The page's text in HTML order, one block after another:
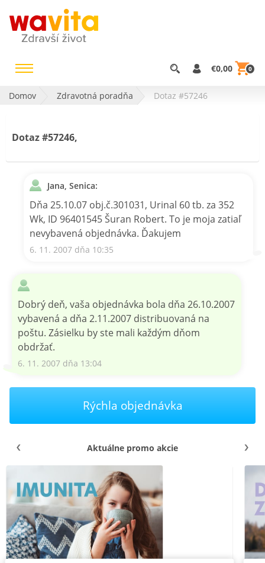
€0,00 0
Domov Zdravotná poradňa Dotaz #57246
Dotaz #57246,
Jana, Senica:
Dňa 25.10.07 obj.č.301031, Urinal 60 tb. za 352
Wk, ID 96401545 Šuran Robert. To je moja zatiaľ
nevybavená objednávka. Ďakujem
6. 11. 2007 dňa 10:35
Dobrý deň, vaša objednávka bola dňa 26.10.2007
vybavená a dňa 2.11.2007 distribuovaná na
poštu. Zásielku by ste mali každým dňom
obdržať.
6. 11. 2007 dňa 13:04
Rýchla objednávka
Aktuálne promo akcie